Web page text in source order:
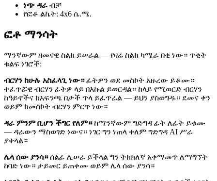
ነጭ ዳራ ብቻ
የፎቶ ልኬት: 4x6 ሴ.ሜ.
ፎቶ ማንሳት
ማንኛውም ዘመናዊ ስልክ ይሠራል — የዛሬ ስልክ ካሜራ በቂ ነው። ጥቂት
ቁልፍ ነገሮች:
ብርሃን ከሁሉ አስፈላጊ ነው።ፊትዎን ወደ መስኮት አዙረው ይቆሙ።
ተፈጥሯዊ ብርሃን ፊትዎ ላይ በእኩል ይወርዳል። ከላይ የሚወርድ ብርሃን
ከዓይኖችና ከአፍንጫ በታች ጥላ ይፈጥራል — ይህን ያስወግዱ። ደመና ቀን
ወይም ከመስኮት ብርሃን ምርጥ ነው።
ዳራ ምንም ቢሆን ችግር የለም።ከማንኛውም ግድግዳ ፊት ለፊት ይቁሙ
— ዳራውን ማስወገድ ነውና። ነገር ግን ነጠላ ቀለም ግድግዳ AI ሥራ
ያቀላል።
ሌላ ሰው ያንሳ።ሰልፊ ሊሠራ ይችላል ግን ትክክለኛ አቀማመጥ ለማግኘት
ከባድ ነው። ታይመር ይጠቀሙ ወይም ሌላ ሰው ያንሳ።